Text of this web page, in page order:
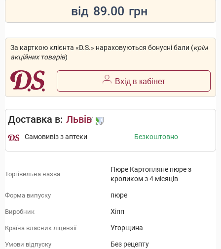
від 89.00 грн
За карткою клієнта «D.S.» нараховуються бонусні бали (крім
акційних товарів)
Вхід в кабінет
Доставка в: Львів
Самовивіз з аптеки Безкоштовно
Торгівельна назва
Пюре Картопляне пюре з
кроликом з 4 місяців
Форма випуску пюре
Виробник Хіпп
Країна власник ліцензії Угорщина
Умови відпуску Без рецепту